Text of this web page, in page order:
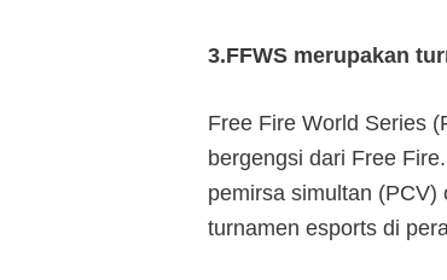
3.FFWS merupakan
Free Fire World Series
bergengsi dari Free
pemirsa simultan
turnamen esports di